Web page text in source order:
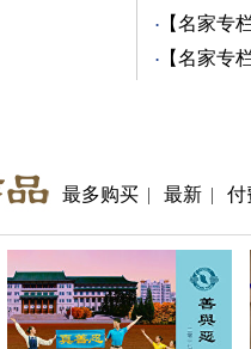
钟 图
【名家专
任 图
【名家专
最多购买 | 最新 | 付